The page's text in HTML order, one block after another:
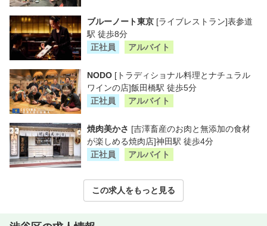
ブルーノート東京 [ライブレストラン]表参道
駅 徒歩8分
正社員
アルバイト
NODO [トラディショナル料理とナチュラル
ワインの店]飯田橋駅 徒歩5分
正社員
アルバイト
焼肉美かさ [吉澤畜産のお肉と無添加の食材
が楽しめる焼肉店]神田駅 徒歩4分
正社員
アルバイト
この求人をもっと見る